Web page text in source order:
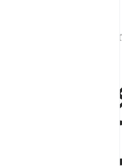
وَمَا بَيْنَهُمَا وَرَبُّ ٱلْمَشَـٰرِقِ ٥